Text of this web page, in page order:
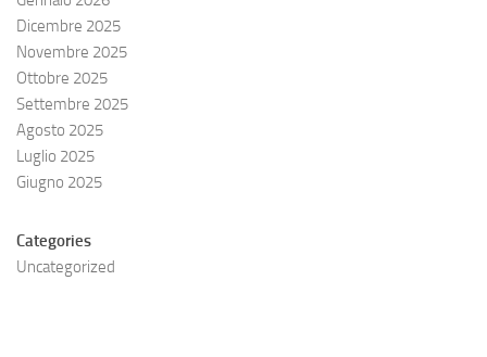
Dicembre 2025
Novembre 2025
Ottobre 2025
Settembre 2025
Agosto 2025
Luglio 2025
Giugno 2025
Categories
Uncategorized